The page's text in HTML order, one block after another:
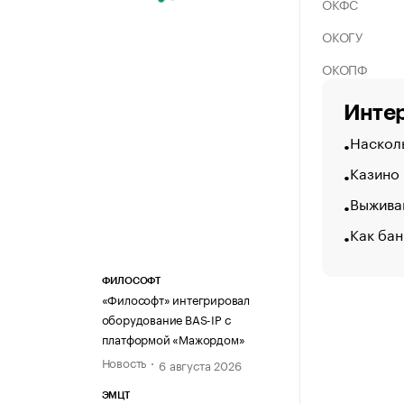
ФИЛОСОФТ
«Философт» интегрировал
оборудование BAS-IP с
платформой «Мажордом»
Новость
6 августа 2026
ЭМЦТ
ОКОГУ
ОКОПФ
Как